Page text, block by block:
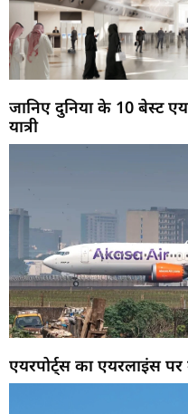
जानिए दुनिया के 10 बेस्ट
यात्री
एयरपोर्ट्स का एयरलाइंस